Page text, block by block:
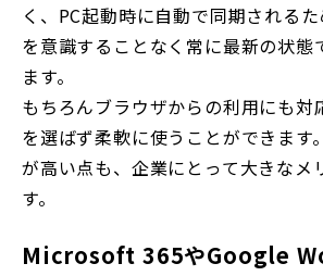
く、PC起動時に自動で同期される
を意識することなく常に最新の状態
ます。
もちろんブラウザからの利用にも対
を選ばず柔軟に使うことができます
が高い点も、企業にとって大きなメ
す。
Microsoft 365やGoogle